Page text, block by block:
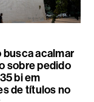
busca acalmar
sobre pedido
bi em
de títulos no